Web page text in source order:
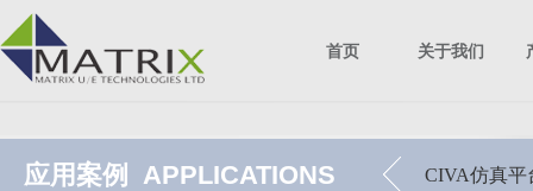
首页 关于我们
应用案例 APPLICATIONS CIVA仿真平